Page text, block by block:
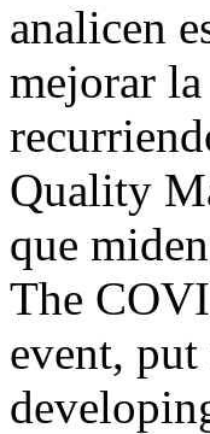
analicen
mejorar
Quality
que
The
event,